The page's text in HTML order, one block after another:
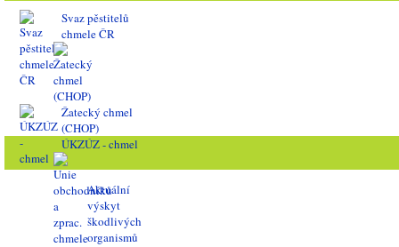
Svaz pěstitelů
chmele ČR
Žatecký chmel
(CHOP)
ÚKZÚZ - chmel
Aktuální
výskyt
škodlivých
organismů